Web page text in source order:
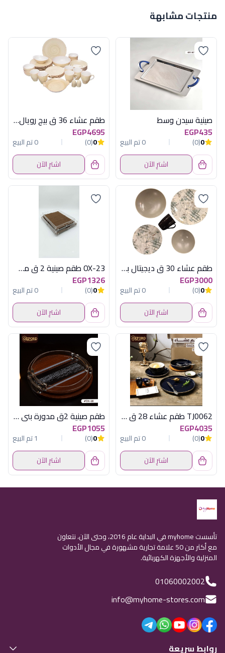
منتجات مشابهة
صينية سيدن وسط
EGP435
0
(0)
0 تم البيع
اشترِ الآن
طقم عشاء 36 ق بيج رويال الفريدو
EGP4695
0
(0)
0 تم البيع
اشترِ الآن
طقم عشاء 30 ق ديجيتال بيج لوتس كود 35
EGP3000
0
(0)
0 تم البيع
اشترِ الآن
OX-23 طقم صينية 2 ق مستطيل صغير اكسفورد
EGP1326
0
(0)
0 تم البيع
اشترِ الآن
TJ0062 طقم عشاء 28 ق اكسفورد
EGP4035
0
(0)
0 تم البيع
اشترِ الآن
طقم صينية 2ق مدورة بنى فاتح اكسفورد 18
EGP1055
0
(0)
1 تم البيع
اشترِ الآن
تأسست myhome في البداية عام 2016، وحتى الآن، نتعاون
مع أكثر من 50 علامة تجارية مشهورة في مجال الأدوات
المنزلية والأجهزة الكهربائية.
01060002002
info@myhome-stores.com
روابط سريعة